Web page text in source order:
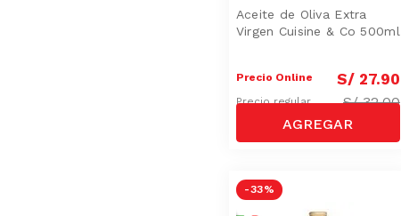
Aceite de Oliva Extra
Virgen Cuisine & Co 500ml
Precio Online S/ 27.90
Precio regular S/32.00
-33 %